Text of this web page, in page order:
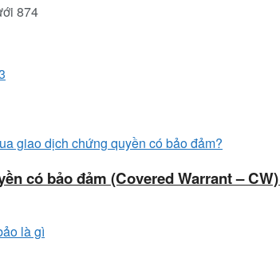
874
có bảo đảm (Covered Warrant –